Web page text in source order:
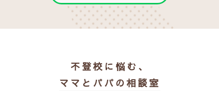
不登校に悩む、
ママとパパの相談室